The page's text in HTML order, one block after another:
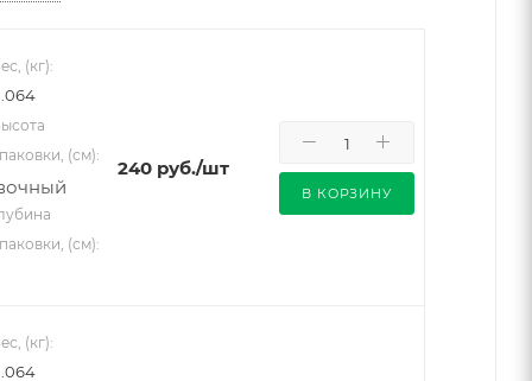
(кг):
(см):
(см):
240руб./шт
В КОРЗИНУ
(кг):